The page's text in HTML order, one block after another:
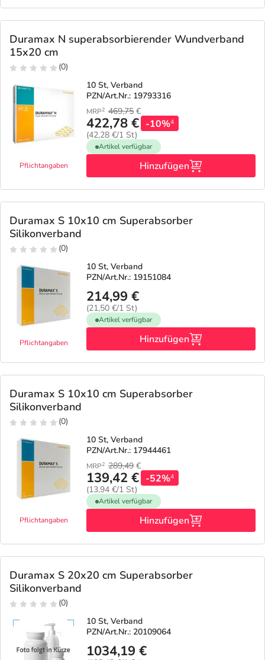
Duramax N superabsorbierender Wundverband
15x20 cm
(0)
Pflichtangaben
10 St, Verband
PZN/Art.Nr.: 19793316
MRP2 469,75 €
422,78 €
(42,28 €/1 St)
-10%4
Artikel verfügbar
Hinzufügen
Duramax S 10x10 cm Superabsorber
Silikonverband
(0)
Pflichtangaben
10 St, Verband
PZN/Art.Nr.: 19151084
214,99 €
(21,50 €/1 St)
Artikel verfügbar
Hinzufügen
Duramax S 10x10 cm Superabsorber
Silikonverband
(0)
Pflichtangaben
10 St, Verband
PZN/Art.Nr.: 17944461
MRP2 289,49 €
139,42 €
(13,94 €/1 St)
-52%4
Artikel verfügbar
Hinzufügen
Duramax S 20x20 cm Superabsorber
Silikonverband
(0)
10 St, Verband
PZN/Art.Nr.: 20109064
1034,19 €